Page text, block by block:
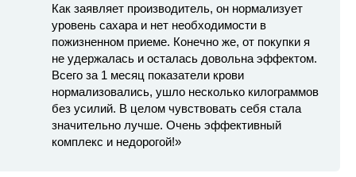
Как заявляет производитель, он нормализует
уровень сахара и нет необходимости в
пожизненном приеме. Конечно же, от покупки я
не удержалась и осталась довольна эффектом.
Всего за 1 месяц показатели крови
нормализовались, ушло несколько килограммов
без усилий. В целом чувствовать себя стала
значительно лучше. Очень эффективный
комплекс и недорогой!»